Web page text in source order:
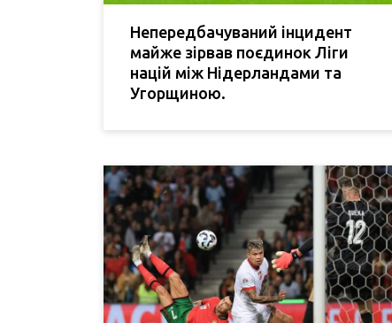
Непередбачуваний інцидент
майже зірвав поєдинок Ліги
націй між Нідерландами та
Угорщиною.